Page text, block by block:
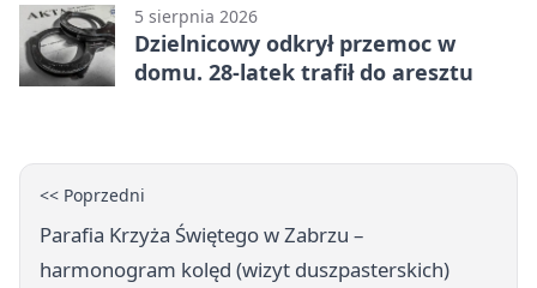
5 sierpnia 2026
Dzielnicowy odkrył przemoc w
domu. 28-latek trafił do aresztu
<< Poprzedni
Parafia Krzyża Świętego w Zabrzu –
harmonogram kolęd (wizyt duszpasterskich)